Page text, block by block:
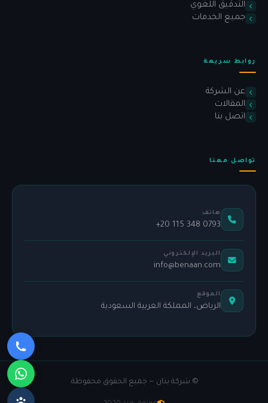
التدقيق اللغوي
جميع الخدمات
روابط سريعة
عن الشركة
المقالات
اتصل بنا
تواصل معنا
هاتف
+20 115 348 0793
البريد الإلكتروني
info@benaan.com
الموقع
الرياض، المملكة العربية السعودية
© شركة بنان — جميع الحقوق محفوظة.